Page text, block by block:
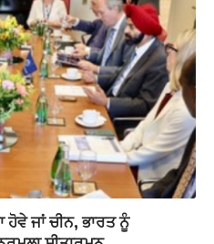
ਜਾਂ ਚੀਨ, ਭਾਰਤ ਨੂੰ